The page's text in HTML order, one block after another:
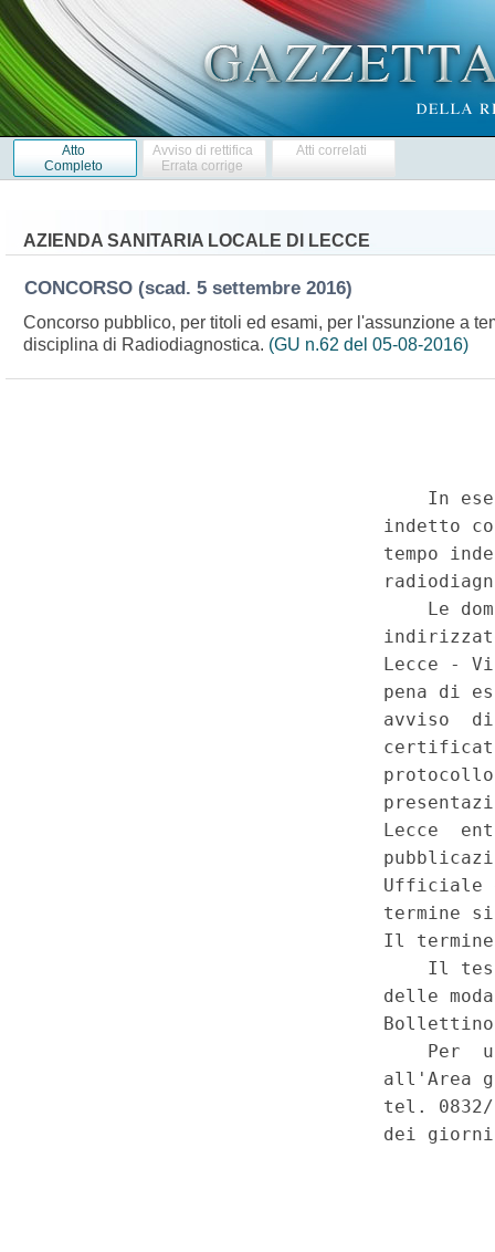
Atto
Completo
Avviso di rettifica
Errata corrige
Atti correlati
AZIENDA SANITARIA LOCALE DI LECCE
CONCORSO (scad. 5 settembre 2016)
Concorso pubblico, per titoli ed esami, per l'assunzione a
disciplina di Radiodiagnostica. (GU n.62 del 05-08-2016)